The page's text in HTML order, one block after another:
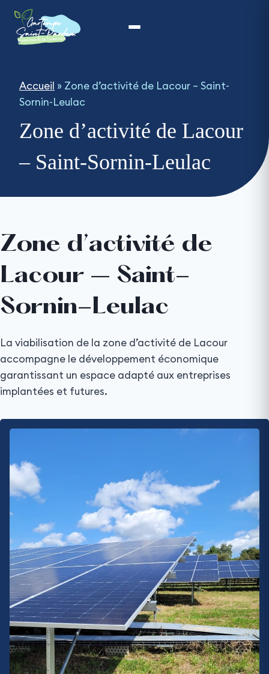
contenu
Accueil » Zone d’activité de Lacour – Saint-
Sornin-Leulac
Zone d’activité de Lacour
– Saint-Sornin-Leulac
Zone d’activité de
Lacour – Saint-
Sornin-Leulac
La viabilisation de la zone d’activité de Lacour
accompagne le développement économique
garantissant un espace adapté aux entreprises
implantées et futures.